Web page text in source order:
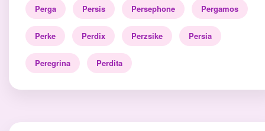
Perga Persis Persephone Pergamos
Perke Perdix Perzsike Persia
Peregrina Perdita